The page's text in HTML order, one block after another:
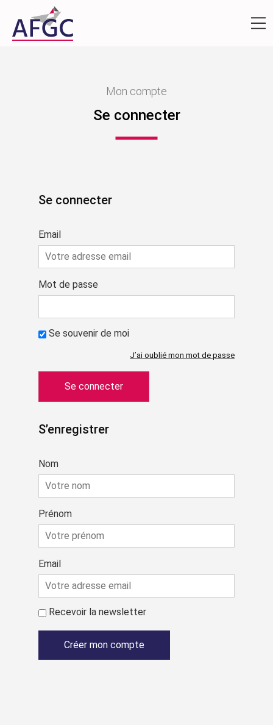
Mon compte
Se connecter
Se connecter
Email
Mot de passe
Se souvenir de moi
J’ai oublié mon mot de passe
S’enregistrer
Nom
Prénom
Email
Recevoir la newsletter